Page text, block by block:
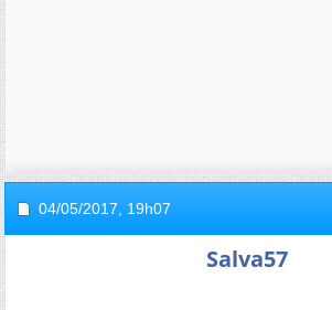
04/05/2017, 19h07
Salva57